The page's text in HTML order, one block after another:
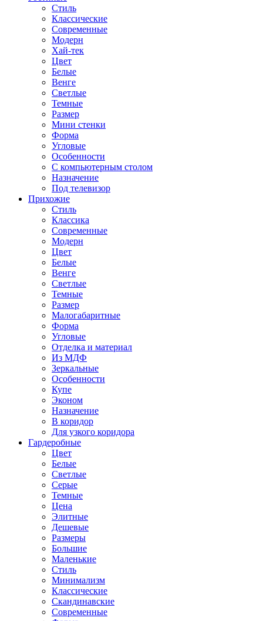
Стиль
Классические
Современные
Модерн
Хай-тек
Цвет
Белые
Венге
Светлые
Темные
Размер
Мини стенки
Форма
Угловые
Особенности
С компьютерным столом
Назначение
Под телевизор
Прихожие
Стиль
Классика
Современные
Модерн
Цвет
Белые
Венге
Светлые
Темные
Размер
Малогабаритные
Форма
Угловые
Отделка и материал
Из МДФ
Зеркальные
Особенности
Купе
Эконом
Назначение
В коридор
Для узкого коридора
Гардеробные
Цвет
Белые
Светлые
Серые
Темные
Цена
Элитные
Дешевые
Размеры
Большие
Маленькие
Стиль
Минимализм
Классические
Скандинавские
Современные